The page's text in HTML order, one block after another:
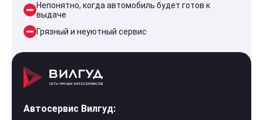
Непонятно, когда автомобиль будет готов к
выдаче
Грязный и неуютный сервис
Автосервис Вилгуд: